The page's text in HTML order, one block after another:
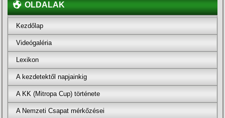
OLDALAK
Kezdőlap
Videógaléria
Lexikon
A kezdetektől napjainkig
A KK (Mitropa Cup) története
A Nemzeti Csapat mérkőzései